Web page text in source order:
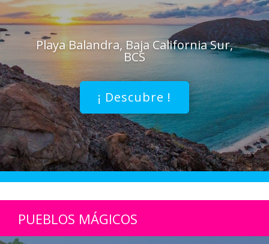
Playa Balandra, Baja California Sur,
BCS
¡ Descubre !
PUEBLOS MÁGICOS